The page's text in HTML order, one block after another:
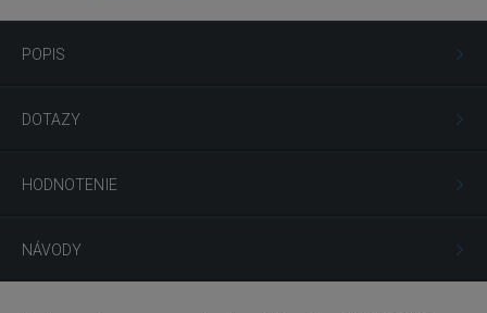
POPIS
DOTAZY
HODNOTENIE
NÁVODY